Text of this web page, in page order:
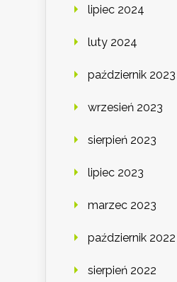
lipiec 2024
luty 2024
październik 2023
wrzesień 2023
sierpień 2023
lipiec 2023
marzec 2023
październik 2022
sierpień 2022